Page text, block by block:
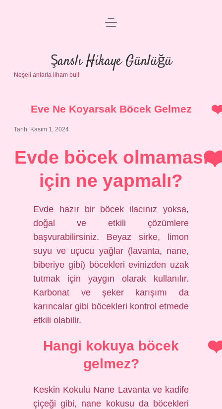
Anasayfa
Gizlilik Politikası
menüyü
Şanslı Hikaye Günlüğü
Neşeli anlarla ilham bul!
Eve Ne Koyarsak Böcek Gelmez
Tarih: Kasım 1, 2024
Evde böcek olmaması
için ne yapmalı?
Evde hazır bir böcek ilacınız yoksa,
doğal ve etkili çözümlere
başvurabilirsiniz. Beyaz sirke, limon
suyu ve uçucu yağlar (lavanta, nane,
biberiye gibi) böcekleri evinizden uzak
tutmak için yaygın olarak kullanılır.
Karbonat ve şeker karışımı da
karıncalar gibi böcekleri kontrol etmede
etkili olabilir.
Hangi kokuya böcek
gelmez?
Keskin Kokulu Nane Lavanta ve kadife
çiçeği gibi, nane kokusu da böcekleri